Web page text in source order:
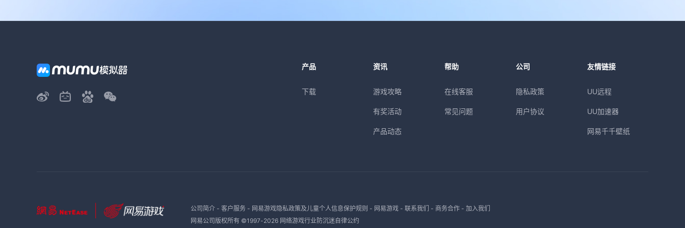
产品
下载
资讯
游戏攻略
有奖活动
产品动态
帮助
在线客服
常见问题
公司
隐私政策
用户协议
友情链接
UU远程
UU加速器
网易千千壁纸
公司简介- 客户服务- 网易游戏隐私政策及儿童个人信息保护规则 - 网易游戏- 联系我们 - 商务合作- 加入我们
网易公司版权所有 ©1997-2026 网络游戏行业防沉迷自律公约